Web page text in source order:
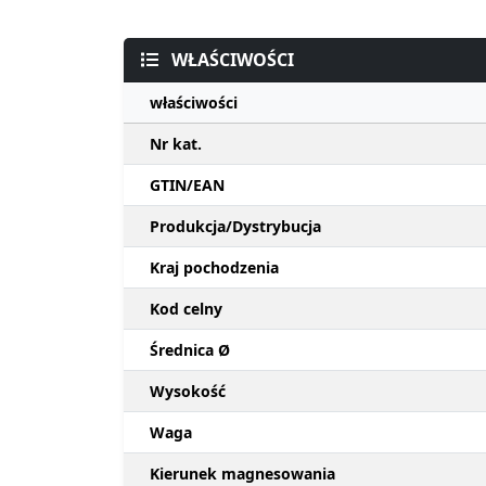
WŁAŚCIWOŚCI
właściwości
Nr kat.
GTIN/EAN
Produkcja/Dystrybucja
Kraj pochodzenia
Kod celny
Średnica Ø
Wysokość
Waga
Kierunek magnesowania